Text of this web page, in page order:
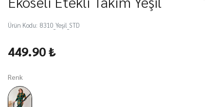
Ürün Kodu: 8310_Yeşil_STD
449.90 ₺
Renk